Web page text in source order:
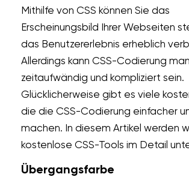
Mithilfe von CSS können Sie das
Erscheinungsbild Ihrer Webseiten
das Benutzererlebnis erheblich
Allerdings kann CSS-Codierung
zeitaufwändig und kompliziert sein.
Glücklicherweise gibt es viele
die die CSS-Codierung einfacher
machen. In diesem Artikel werden
kostenlose CSS-Tools im Detail
Übergangsfarbe